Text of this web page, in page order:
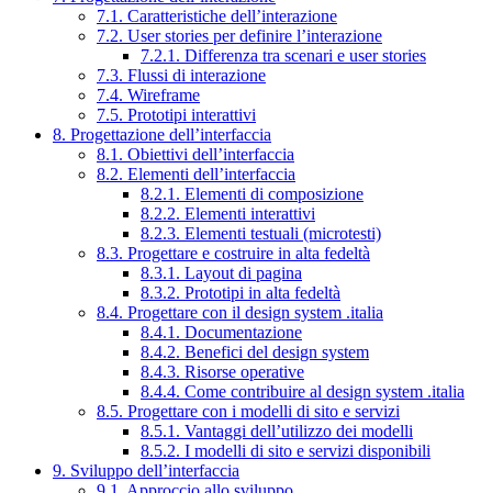
7.1. Caratteristiche dell’interazione
7.2. User stories per definire l’interazione
7.2.1. Differenza tra scenari e user stories
7.3. Flussi di interazione
7.4. Wireframe
7.5. Prototipi interattivi
8. Progettazione dell’interfaccia
8.1. Obiettivi dell’interfaccia
8.2. Elementi dell’interfaccia
8.2.1. Elementi di composizione
8.2.2. Elementi interattivi
8.2.3. Elementi testuali (microtesti)
8.3. Progettare e costruire in alta fedeltà
8.3.1. Layout di pagina
8.3.2. Prototipi in alta fedeltà
8.4. Progettare con il design system .italia
8.4.1. Documentazione
8.4.2. Benefici del design system
8.4.3. Risorse operative
8.4.4. Come contribuire al design system .italia
8.5. Progettare con i modelli di sito e servizi
8.5.1. Vantaggi dell’utilizzo dei modelli
8.5.2. I modelli di sito e servizi disponibili
9. Sviluppo dell’interfaccia